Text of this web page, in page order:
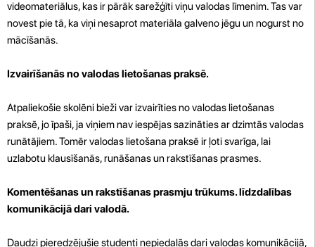
videomateriālus, kas ir pārāk sarežģīti viņu valodas līmenim. Tas var
novest pie tā, ka viņi nesaprot materiāla galveno jēgu un nogurst no
mācīšanās.
Izvairīšanās no valodas lietošanas praksē.
Atpaliekošie skolēni bieži var izvairīties no valodas lietošanas
praksē, jo īpaši, ja viņiem nav iespējas sazināties ar dzimtās valodas
runātājiem. Tomēr valodas lietošana praksē ir ļoti svarīga, lai
uzlabotu klausīšanās, runāšanas un rakstīšanas prasmes.
Komentēšanas un rakstīšanas prasmju trūkums. līdzdalības
komunikācijā dari valodā.
Daudzi pieredzējušie studenti nepiedalās dari valodas komunikācijā,